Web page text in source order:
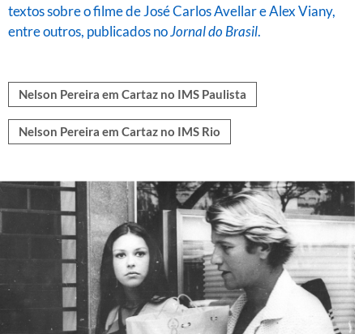
textos sobre o filme de José Carlos Avellar e Alex Viany,
entre outros, publicados noJornal do Brasil.
Nelson Pereira em Cartaz no IMS Paulista
Nelson Pereira em Cartaz no IMS Rio